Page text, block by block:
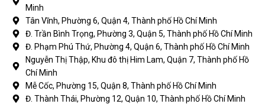
Minh
Tân Vĩnh, Phường 6, Quận 4, Thành phố Hồ Chí Minh
Đ. Trần Bình Trọng, Phường 3, Quận 5, Thành phố Hồ Chí Minh
Đ. Phạm Phú Thứ, Phường 4, Quận 6, Thành phố Hồ Chí Minh
Nguyễn Thị Thập, Khu đô thị Him Lam, Quận 7, Thành phố Hồ
Chí Minh
Mễ Cốc, Phường 15, Quận 8, Thành phố Hồ Chí Minh
Đ. Thành Thái, Phường 12, Quận 10, Thành phố Hồ Chí Minh